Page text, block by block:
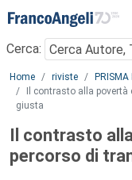
Menu
Cerca:
Main content
Home riviste
Il contrasto alla
giusta
Il contrasto
percorso di